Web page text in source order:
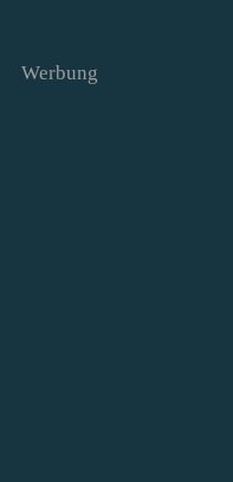
Werbung